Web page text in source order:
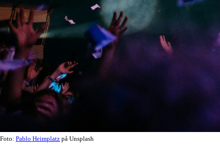
Foto: Pablo Heimplatz på Unsplash